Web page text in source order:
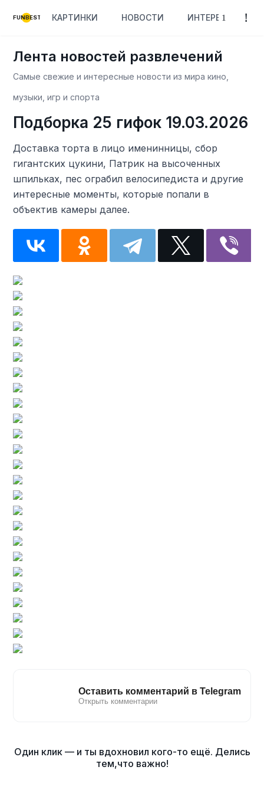
FUNBEST КАРТИНКИ НОВОСТИ ИНТЕРЕСНОЕ
Лента новостей развлечений
Самые свежие и интересные новости из мира кино,
музыки, игр и спорта
Подборка 25 гифок 19.03.2026
Доставка торта в лицо именинницы, сбор
гигантских цукини, Патрик на высоченных
шпильках, пес ограбил велосипедиста и другие
интересные моменты, которые попали в
объектив камеры далее.